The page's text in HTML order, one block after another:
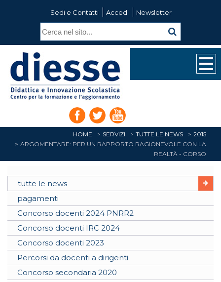
Sedi e Contatti Accedi Newsletter
HOME SERVIZI TUTTE LE NEWS
2015
ARGOMENTARE: PER UN RAPPORTO RAGIONEVOLE CON LA
REALTÀ - CORSO
tutte le news
pagamenti
Concorso docenti 2024 PNRR2
Concorso docenti IRC 2024
Concorso docenti 2023
Percorsi da docenti a dirigenti
Concorso secondaria 2020